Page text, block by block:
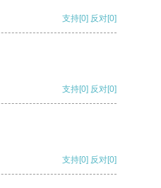
支持[0] 反对[0]
支持[0] 反对[0]
支持[0] 反对[0]